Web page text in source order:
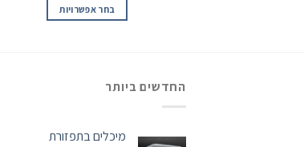
בחר אפשרויות
החדשים ביותר
מיכלים בתפזורת